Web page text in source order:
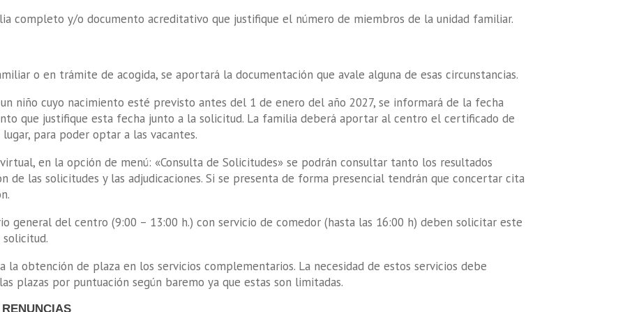
completo y/o documento acreditativo que justifique el número de miembros de la unidad familiar.
o en trámite de acogida, se aportará la documentación que avale alguna de esas circunstancias.
niño cuyo nacimiento esté previsto antes del 1 de enero del año 2027, se informará de la fecha
que justifique esta fecha junto a la solicitud. La familia deberá aportar al centro el certificado de
para poder optar a las vacantes.
en la opción de menú: «Consulta de Solicitudes» se podrán consultar tanto los resultados
de las solicitudes y las adjudicaciones. Si se presenta de forma presencial tendrán que concertar cita
general del centro (9:00 – 13:00 h.) con servicio de comedor (hasta las 16:00 h) deben solicitar este
la obtención de plaza en los servicios complementarios. La necesidad de estos servicios debe
plazas por puntuación según baremo ya que estas son limitadas.